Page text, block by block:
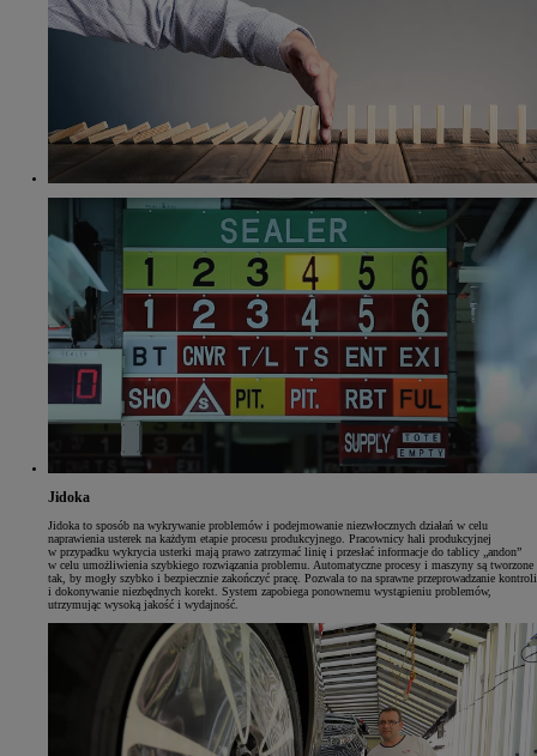
Jidoka
Jidoka to sposób na wykrywanie problemów i podejmowanie niezwłocznych działań w celu
naprawienia usterek na każdym etapie procesu produkcyjnego. Pracownicy hali produkcyjnej
w przypadku wykrycia usterki mają prawo zatrzymać linię i przesłać informacje do tablicy „andon”
w celu umożliwienia szybkiego rozwiązania problemu. Automatyczne procesy i maszyny są tworzone
tak, by mogły szybko i bezpiecznie zakończyć pracę. Pozwala to na sprawne przeprowadzanie kontroli
i dokonywanie niezbędnych korekt. System zapobiega ponownemu wystąpieniu problemów,
utrzymując wysoką jakość i wydajność.